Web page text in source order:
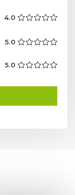
4.0
5.0
5.0